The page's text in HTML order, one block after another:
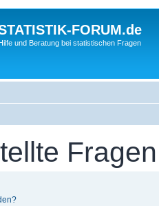
FORUM.de
und Beratung bei statistischen Fragen
Fragen